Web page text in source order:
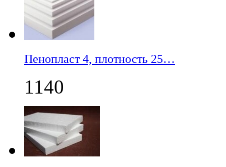
Пенопласт 4, плотность 25…
1140